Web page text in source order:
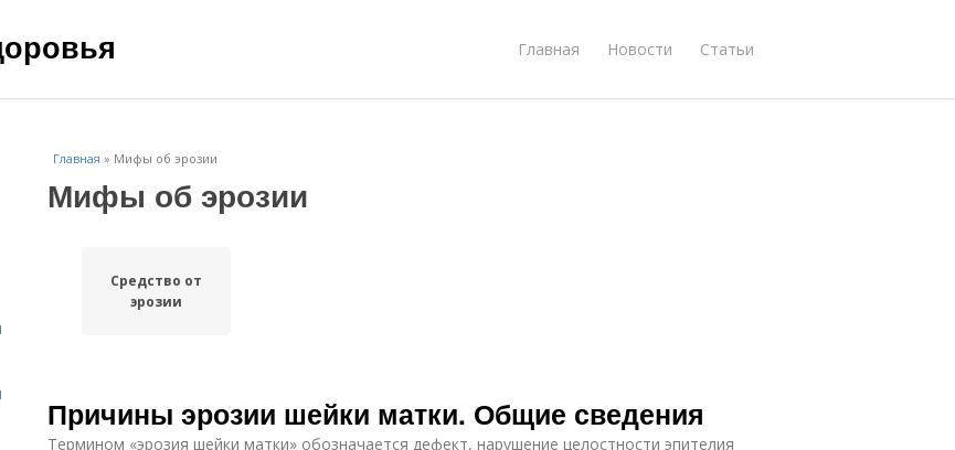
Главная Новости Статьи
Главная » Мифы об эрозии
Мифы об эрозии
Средство от
эрозии
Причины эрозии шейки матки. Общие сведения
Термином «эрозия шейки матки» обозначается дефект, нарушение целостности эпителия